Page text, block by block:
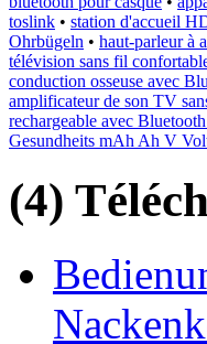
toslink • station d'accueil
Ohrbügeln • haut-parleur à
télévision sans fil
conduction osseuse avec
amplificateur de son TV
rechargeable avec
Gesundheits mAh Ah V
(4)